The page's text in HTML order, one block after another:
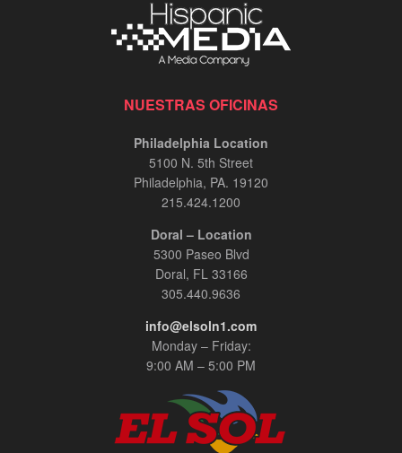
NUESTRAS OFICINAS
Philadelphia Location
5100 N. 5th Street
Philadelphia, PA. 19120
215.424.1200
Doral – Location
5300 Paseo Blvd
Doral, FL 33166
305.440.9636
info@elsoln1.com
Monday – Friday:
9:00 AM – 5:00 PM